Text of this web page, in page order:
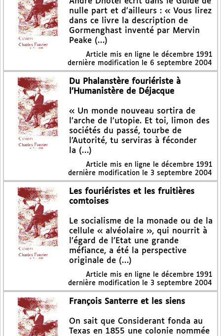
nulle part et d’ailleurs : « Vous lirez
dans ce livre la description de
Gormenghast inventé par Mervin
Peake (…)
Article mis en ligne le décembre 1991
dernière modification le 6 septembre 2004
Du Phalanstère fouriériste à
l’Humanistère de Déjacque
« Un monde nouveau sortira de
l’arche de l’utopie. Et toi, limon des
sociétés du passé, tourbe de
l’Autorité, tu serviras à féconder
la (…)
Article mis en ligne le décembre 1991
dernière modification le 3 septembre 2004
Les fouriéristes et les fruitières
comtoises
Le socialisme de la monade ou de la
cellule « alvéolaire », qui nourrit à
l’égard de l’Etat une grande
méfiance, a été la perspective
originale de (…)
Article mis en ligne le décembre 1991
dernière modification le 3 septembre 2004
François Santerre et les siens
On sait que Considerant fonda au
Texas en 1855 une colonie nommée